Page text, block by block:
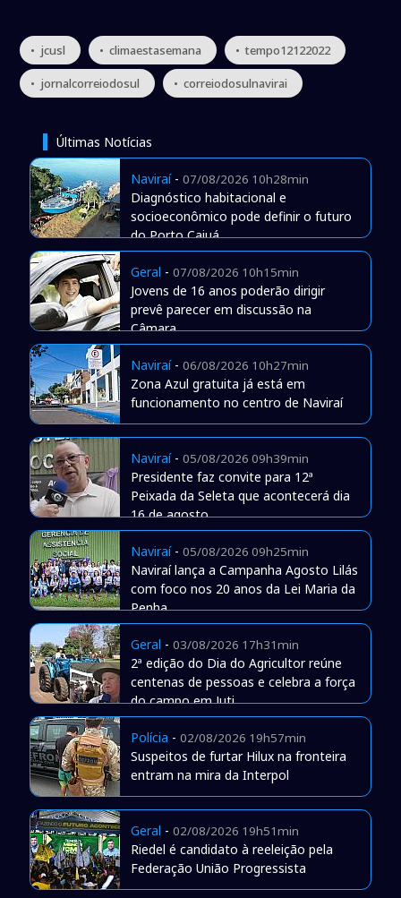
• jcusl • climaestasemana • tempo12122022
• jornalcorreiodosul • correiodosulnavirai
Últimas Notícias
Naviraí- 07/08/2026 10h28min
Diagnóstico habitacional e
socioeconômico pode definir o futuro
do Porto Caiuá
Geral - 07/08/2026 10h15min
Jovens de 16 anos poderão dirigir
prevê parecer em discussão na
Câmara
Naviraí- 06/08/2026 10h27min
Zona Azul gratuita já está em
funcionamento no centro de Naviraí
Naviraí- 05/08/2026 09h39min
Presidente faz convite para 12ª
Peixada da Seleta que acontecerá dia
16 de agosto
Naviraí- 05/08/2026 09h25min
Naviraí lança a Campanha Agosto Lilás
com foco nos 20 anos da Lei Maria da
Penha
Geral - 03/08/2026 17h31min
2ª edição do Dia do Agricultor reúne
centenas de pessoas e celebra a força
do campo em Juti
Polícia - 02/08/2026 19h57min
Suspeitos de furtar Hilux na fronteira
entram na mira da Interpol
Geral - 02/08/2026 19h51min
Riedel é candidato à reeleição pela
Federação União Progressista